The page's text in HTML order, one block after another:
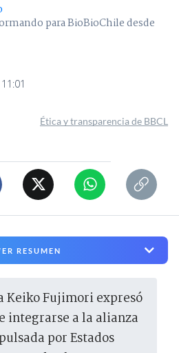
para BioBioChile desde
Ética y transparencia de BBCL
RESUMEN
integrarse a la alianza
por Estados